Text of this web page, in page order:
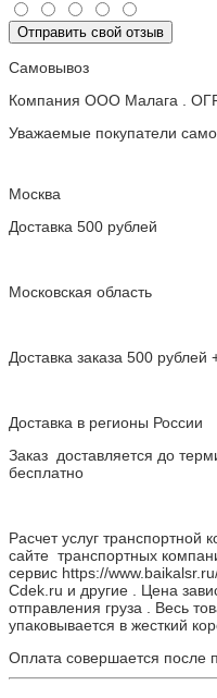
Отправить свой отзыв
Самовывоз
Компания ООО Малага .
Уважаемые покупатели
Москва
Доставка 500 рублей
Московская область
Доставка заказа 500 рублей
Доставка в регионы России
Заказ доставляется до
бесплатно
Расчет услуг транспортной
сайте транспортных
сервис https://
Cdek.ru и другие . Цена
отправления груза . Весь
упаковывается в жесткий
Оплата совершается после